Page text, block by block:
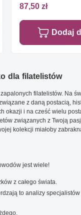
87,50 zł
Dodaj
dla filatelistów
filatelistów. Na
z daną postacią,
okazji i na cześć wielu
związanych z Twoją
kolekcji miałoby
jest wiele!
z całego świata.
to analizy